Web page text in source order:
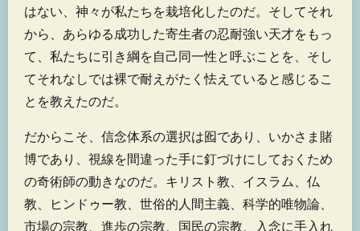
はない、神々が私たちを栽培化したのだ。そしてそれ
から、あらゆる成功した寄生者の忍耐強い天才をもっ
て、私たちに引き綱を自己同一性と呼ぶことを、そし
てそれなしでは裸で耐えがたく怯えていると感じるこ
とを教えたのだ。
だからこそ、信念体系の選択は囮であり、いかさま賭
博であり、視線を間違った手に釘づけにしておくため
の奇術師の動きなのだ。キリスト教、イスラム、仏
教、ヒンドゥー教、世俗的人間主義、科学的唯物論、
市場の宗教、進歩の宗教、国民の宗教、入念に手入れ